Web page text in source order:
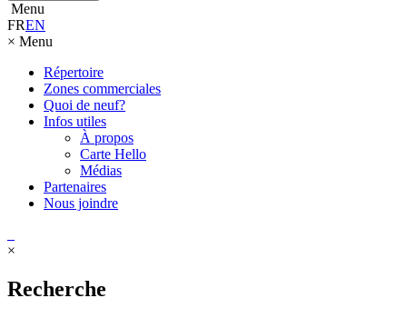
Menu
FREN
× Menu
Répertoire
Zones commerciales
Quoi de neuf?
Infos utiles
À propos
Carte Hello
Médias
Partenaires
Nous joindre
×
Recherche